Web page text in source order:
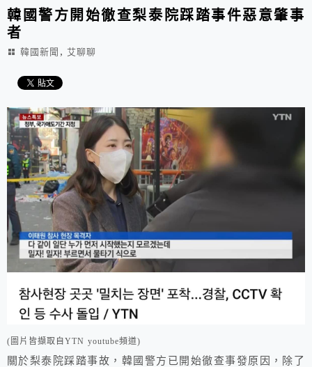
韓國警方開始徹查梨泰院踩踏事件惡意肇事
者
韓國新聞 , 艾聊聊
(圖片皆擷取自YTN youtube頻道)
關於梨泰院踩踏事故，韓國警方已開始徹查事發原因，除了